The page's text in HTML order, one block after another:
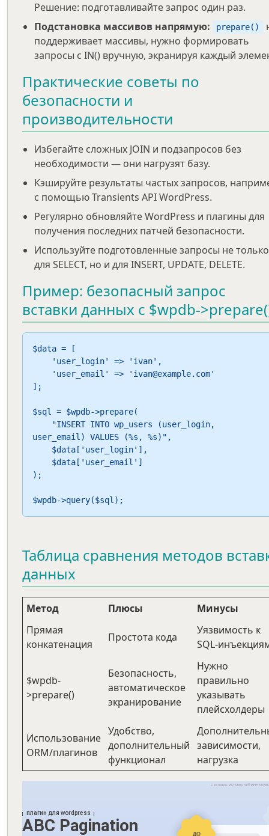
Решение: подготавливайте запрос один раз.
Подстановка массивов напрямую:
prepare()
поддерживает массивы, нужно формировать
запросы с IN() вручную, экранируя каждый
Практические советы по
безопасности и
производительности
Избегайте сложных JOIN и подзапросов без
необходимости — они нагрузят базу.
Кэшируйте результаты частых запросов,
с помощью Transients API WordPress.
Регулярно обновляйте WordPress и плагины для
получения последних патчей безопасности.
Используйте подготовленные запросы не только
для SELECT, но и для INSERT, UPDATE, DELETE.
Пример: безопасный запрос
вставки данных с $wpdb-
$data = [
];
$sql = $wpdb->prepare(
user_email) VALUES (%s, %s)",
);
$wpdb->query($sql);
Таблица сравнения методов
данных
Метод Плюсы
Минусы
Прямая
конкатенация
Простота кода
Уязвимость к
SQL-
$wpdb-
>prepare()
Безопасность,
автоматическое
экранирование
Нужно
правильно
указывать
плейсхолдеры
Использование
ORM/плагинов
Удобство,
дополнительный
функционал
зависимости,
нагрузка